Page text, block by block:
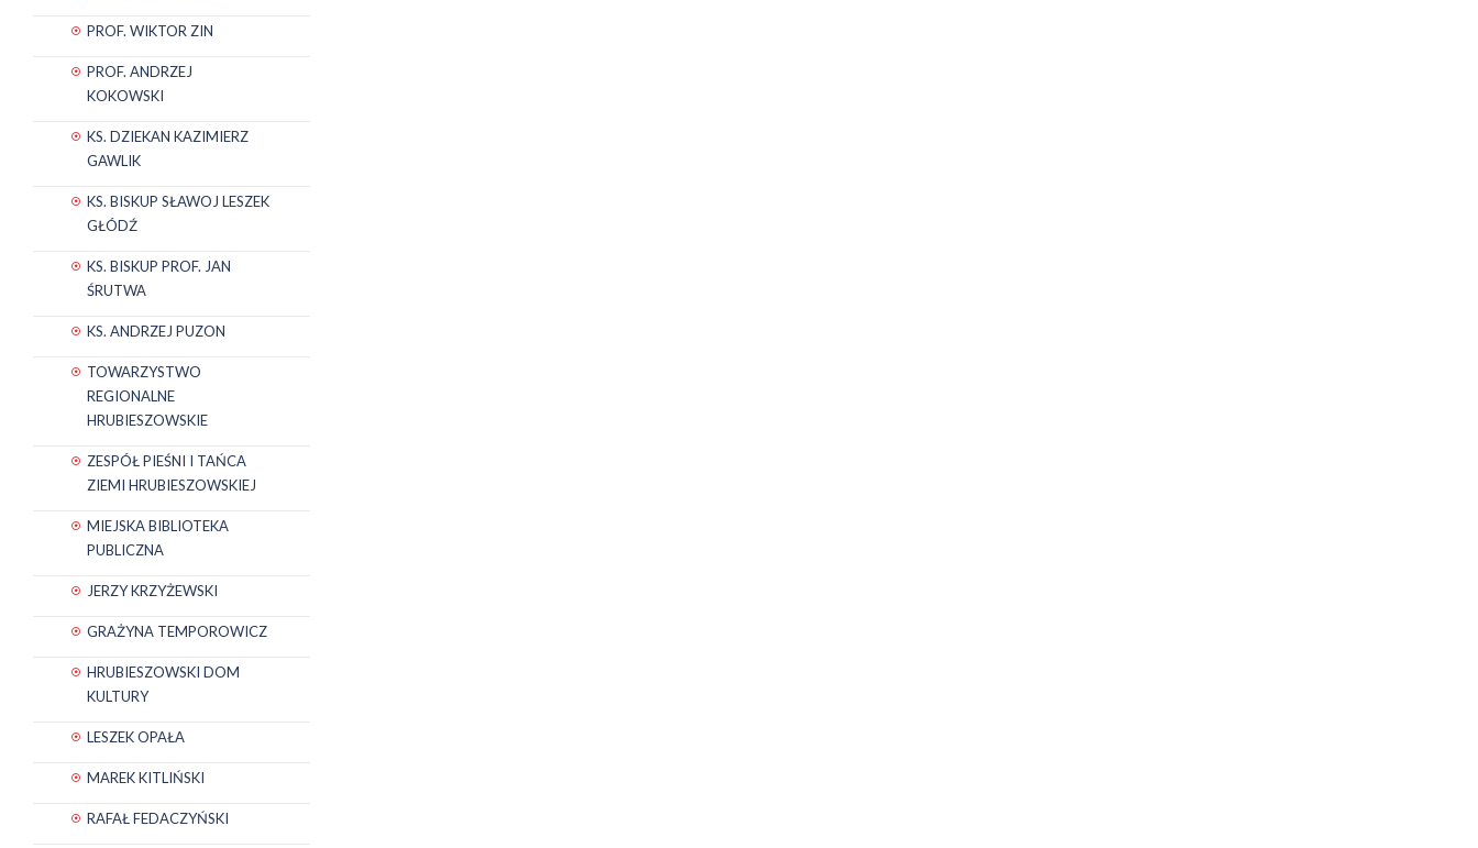
PROF. WIKTOR ZIN
PROF. ANDRZEJ
KOKOWSKI
KS. DZIEKAN KAZIMIERZ
GAWLIK
KS. BISKUP SŁAWOJ LESZEK
GŁÓDŹ
KS. BISKUP PROF. JAN
ŚRUTWA
KS. ANDRZEJ PUZON
TOWARZYSTWO
REGIONALNE
HRUBIESZOWSKIE
ZESPÓŁ PIEŚNI I TAŃCA
ZIEMI HRUBIESZOWSKIEJ
MIEJSKA BIBLIOTEKA
PUBLICZNA
JERZY KRZYŻEWSKI
GRAŻYNA TEMPOROWICZ
HRUBIESZOWSKI DOM
KULTURY
LESZEK OPAŁA
MAREK KITLIŃSKI
RAFAŁ FEDACZYŃSKI